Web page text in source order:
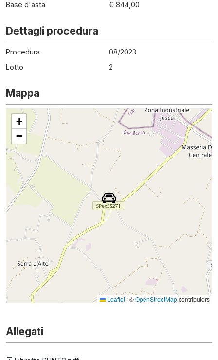
Base d'asta
€ 844,00
Dettagli procedura
Procedura 08/2023
Lotto
2
Mappa
+
−
Leaflet | ©OpenStreetMapcontributors
Allegati